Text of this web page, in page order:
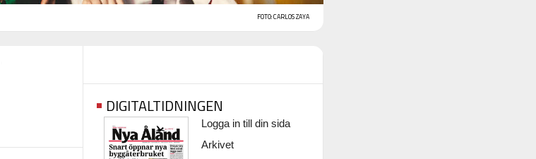
FOTO: CARLOS ZAYA
DIGITALTIDNINGEN
Logga in till din sida
Arkivet